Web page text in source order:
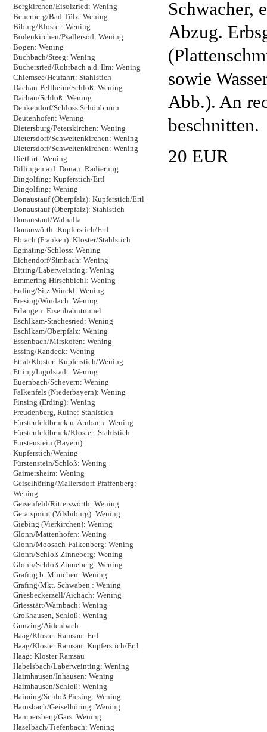
Bergkirchen/Eisolzried: Wening
Beuerberg/Bad Tölz: Wening
Biburg/Kloster: Wening
Bodenkirchen/Psallersöd: Wening
Bogen: Wening
Buchbach/Steeg: Wening
Buchersried/Rohrbach a.d. Ilm: Wening
Chiemsee/Heufahrt: Stahlstich
Dachau-Pellheim/Schloß: Wening
Dachau/Schloß: Wening
Denkendorf/Schloss Schönbrunn
Deutenhofen: Wening
Dietersburg/Peterskirchen: Wening
Dietersdorf/Schweitenkirchen: Wening
Dietersdorf/Schweitenkirchen: Wening
Dietfurt: Wening
Dillingen a.d. Donau: Radierung
Dingolfing: Kupferstich/Ertl
Dingolfing: Wening
Donaustauf (Oberpfalz): Kupferstich/Ertl
Donaustauf (Oberpfalz): Stahlstich
Donaustauf/Walhalla
Donauwörth: Kupferstich/Ertl
Ebrach (Franken): Kloster/Stahlstich
Egmating/Schloss: Wening
Eichendorf/Simbach: Wening
Eitting/Laberweinting: Wening
Emmering-Hirschbichl: Wening
Erding/Sitz Winckl: Wening
Eresing/Windach: Wening
Erlangen: Eisenbahntunnel
Eschlkam-Stachesried: Wening
Eschlkam/Oberpfalz: Wening
Essenbach/Mirskofen: Wening
Essing/Randeck: Wening
Ettal/Kloster: Kupferstich/Wening
Etting/Ingolstadt: Wening
Euernbach/Scheyern: Wening
Falkenfels (Niederbayern): Wening
Finsing (Erding): Wening
Freudenberg, Ruine: Stahlstich
Fürstenfeldbruck u. Arnbach: Wening
Fürstenfeldbruck/Kloster: Stahlstich
Fürstenstein (Bayern):
Kupferstich/Wening
Fürstenstein/Schloß: Wening
Gaimersheim: Wening
Geiselhöring/Mallersdorf-Pfaffenberg:
Wening
Geisenfeld/Ritterswörth: Wening
Geratspoint (Vilsbiburg): Wening
Giebing (Vierkirchen): Wening
Glonn/Mattenhofen: Wening
Glonn/Moosach-Falkenberg: Wening
Glonn/Schloß Zinneberg: Wening
Glonn/Schloß Zinneberg: Wening
Grafing b. München: Wening
Grafing/Mkt. Schwaben : Wening
Griesbeckerzell/Aichach: Wening
Griesstätt/Warnbach: Wening
Großhausen, Schloß: Wening
Gunzing/Aidenbach
Haag/Kloster Ramsau: Ertl
Haag/Kloster Ramsau: Kupferstich/Ertl
Haag: Kloster Ramsau
Habelsbach/Laberweinting: Wening
Haimhausen/Inhausen: Wening
Haimhausen/Schloß: Wening
Haiming/Schloß Piesing: Wening
Hainsbach/Geiselhöring: Wening
Hampersberg/Gars: Wening
Haselbach/Tiefenbach: Wening
Schwacher,
Abzug.
sowie
Abb.). An
beschnitten.
20 EUR